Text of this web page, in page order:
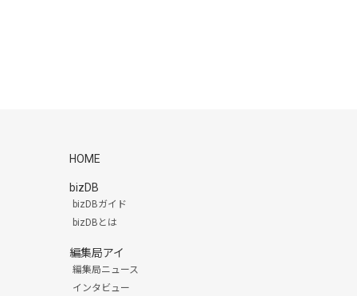
HOME
bizDB
bizDBガイド
bizDBとは
編集局アイ
編集局ニュース
インタビュー